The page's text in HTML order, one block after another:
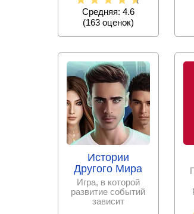
Средняя: 4.6
(163оценок)
Истории
Другого Мира
Игра, в которой
развитие событий
зависит